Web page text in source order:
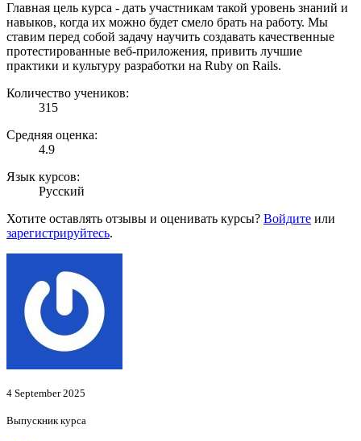
Главная цель курса - дать участникам такой уровень знаний и
навыков, когда их можно будет смело брать на работу. Мы
ставим перед собой задачу научить создавать качественные
протестированные веб-приложения, привить лучшие
практики и культуру разработки на Ruby on Rails.
Количество учеников:
315
Средняя оценка:
4.9
Язык курсов:
Русский
Хотите оставлять отзывы и оценивать курсы? Войдите или
зарегистрируйтесь.
4 September 2025
Выпускник курса